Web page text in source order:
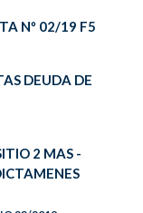
Nº 02/19 F5
DEUDA DE
2 MAS -